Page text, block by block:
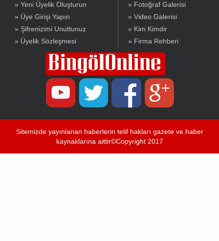
» Yeni Üyelik Oluşturun
» Üye Girişi Yapın
» Şifrenizimi Unuttunuz
» Üyelik Sözleşmesi
» Fotoğraf Galerisi
» Video Galerisi
» Kim Kimdir
» Firma Rehberi
Sitemizde yayınlanan haberlerin telif hakları gazete ve haber
kaynaklarına aittir©Copyright 2017